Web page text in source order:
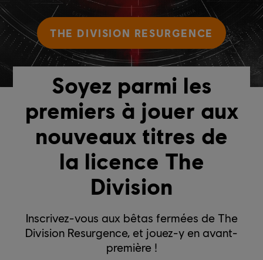
Soyez parmi les
premiers à jouer aux
nouveaux titres de
la licence The
Division
Inscrivez-vous aux bêtas fermées de The
Division Resurgence, et jouez-y en avant-
première !
THE DIVISION RESURGENCE